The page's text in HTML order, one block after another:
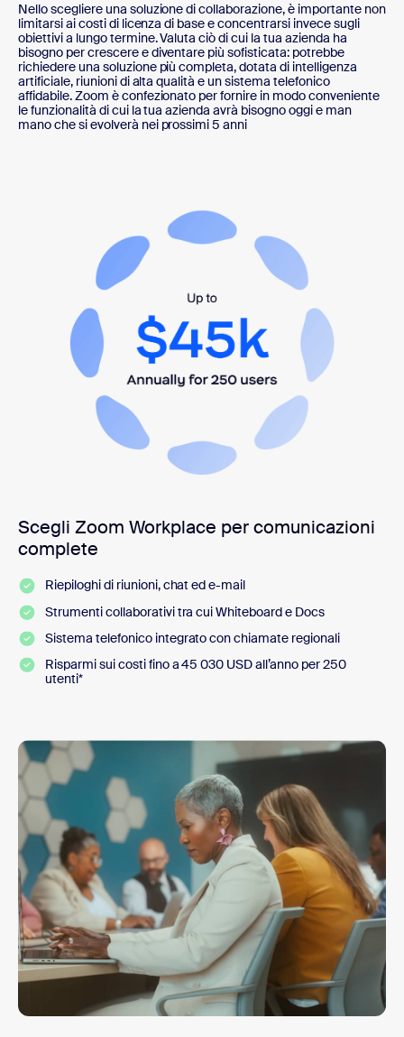
Nello scegliere una soluzione di collaborazione, è importante non
limitarsi ai costi di licenza di base e concentrarsi invece sugli
obiettivi a lungo termine. Valuta ciò di cui la tua azienda ha
bisogno per crescere e diventare più sofisticata: potrebbe
richiedere una soluzione più completa, dotata di intelligenza
artificiale, riunioni di alta qualità e un sistema telefonico
affidabile. Zoom è confezionato per fornire in modo conveniente
le funzionalità di cui la tua azienda avrà bisogno oggi e man
mano che si evolverà nei prossimi 5 anni
Scegli Zoom Workplace per comunicazioni
complete
Riepiloghi di riunioni, chat ed e-mail
Strumenti collaborativi tra cui Whiteboard e Docs
Sistema telefonico integrato con chiamate regionali
Risparmi sui costi fino a 45 030 USD all’anno per 250
utenti*